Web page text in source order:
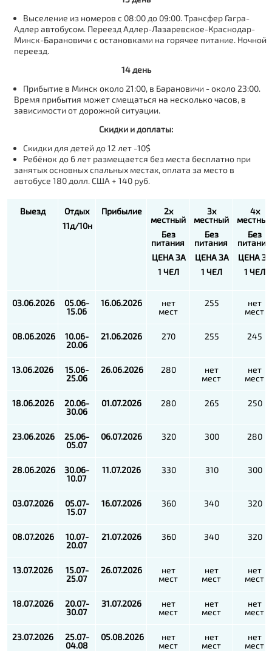
Выселение из номеров с 08:00 до 09:00. Трансфер Гагра-
Адлер автобусом. Переезд Адлер-Лазаревское-Краснодар-
Минск-Барановичи с остановками на горячее питание. Ночной
переезд.
14 день
Прибытие в Минск около 21:00, в Барановичи - около 23:00.
Время прибытия может смещаться на несколько часов, в
зависимости от дорожной ситуации.
Скидки и доплаты:
Скидки для детей до 12 лет -10$
Ребёнок до 6 лет размещается без места бесплатно при
занятых основных спальных местах, оплата за место в
автобусе 180 долл. США + 140 руб.
Выезд
Отдых
11д/10н
Прибылие
2х
местный
Без
питания
ЦЕНА ЗА
1 ЧЕЛ
3х
местный
Без
питания
ЦЕНА ЗА
1 ЧЕЛ
4х
местный
Без
питания
ЦЕНА ЗА
1 ЧЕЛ
03.06.2026
05.06-
15.06
16.06.2026
нет
мест
255
нет
мест
08.06.2026
10.06-
20.06
21.06.2026 270 255 245
13.06.2026
15.06-
25.06
26.06.2026 280
нет
мест
нет
мест
18.06.2026
20.06-
30.06
01.07.2026 280 265 250
23.06.2026
25.06-
05.07
06.07.2026 320 300 280
28.06.2026
30.06-
10.07
11.07.2026 330 310 300
03.07.2026
05.07-
15.07
16.07.2026 360 340 320
08.07.2026
10.07-
20.07
21.07.2026 360 340 320
13.07.2026
15.07-
25.07
26.07.2026
нет
мест
нет
мест
нет
мест
18.07.2026
20.07-
30.07
31.07.2026
нет
мест
нет
мест
нет
мест
23.07.2026
25.07-
04.08
05.08.2026
нет
мест
нет
мест
нет
мест